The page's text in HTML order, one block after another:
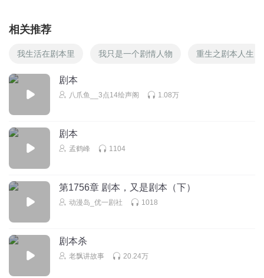
相关推荐
我生活在剧本里 我只是一个剧情人物 重生之剧本人生
剧本
八爪鱼__3点14绘声阁 1.08万
剧本
孟鹤峰 1104
第1756章 剧本，又是剧本（下）
动漫岛_优一剧社 1018
剧本杀
老飘讲故事 20.24万